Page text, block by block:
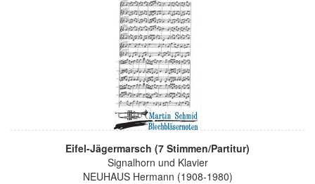
Eifel-Jägermarsch (7 Stimmen/Partitur)
Signalhorn und Klavier
NEUHAUS Hermann (1908-1980)